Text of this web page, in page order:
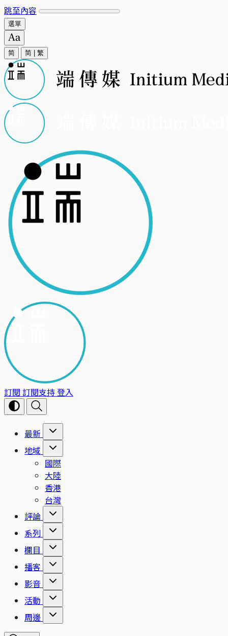
跳至內容
選單
简 简 繁
訂閱 訂閱支持登入
最新
地域
國際
大陸
香港
台灣
評論
系列
欄目
播客
影音
活動
周邊